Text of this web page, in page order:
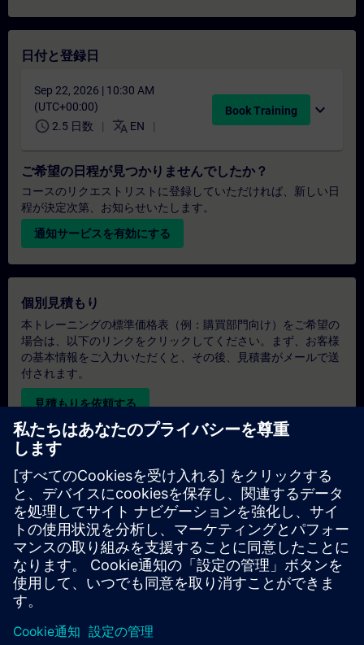
日付と登録日
Sep 22, 2026 | 10:30 AM
(UTC+00:00)
schedule 2.5 日数 translate EN
Book Training expand_more
ご希望の日程が見つかりませんでしたか？
コースのリクエストリストに登録していただければ、新しい日
程が決定次第、お知らせいたします。
通知サービスを有効にする
個別見積もり
本トレーニングの標準価格表（例：購買部門向け）をご希望の
場合は、以下のリンクをクリックしてください。まず、お客様
の基本情報をご入力いただくと、その後、見積書がメールで送
付されます。
見積もりを依頼する
専用トレーニングのお問い合わせ
オンサイト、オンライン、または当社のSITRAINトレーニング
センターでの専用トレーニングコースの見積もりをご希望の場
合は、以下の問い合わせフォームにご記入ください。このタイ
プのお問い合わせは、大人数（6名以上）のグループに適して
います。ご連絡先とトレーニングのご要望をご入力いただく
と、当社から見積もりをお送りいたします。